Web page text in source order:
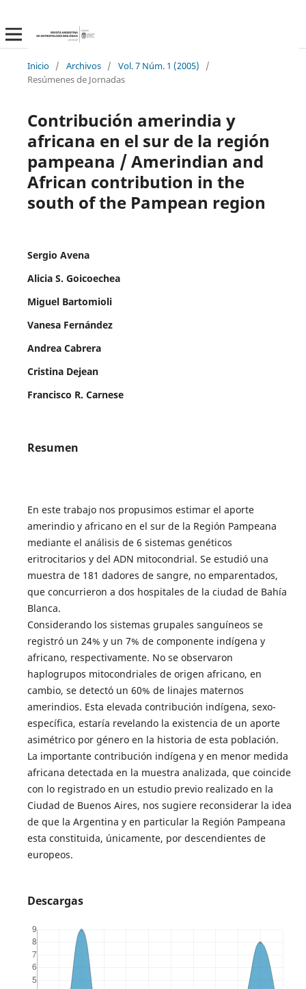
Inicio / Archivos / Vol. 7 Núm. 1 (2005)
/
Resúmenes de Jornadas
Contribución amerindia y
africana en el sur de la región
pampeana / Amerindian and
African contribution in the
south of the Pampean region
Sergio Avena
Alicia S. Goicoechea
Miguel Bartomioli
Vanesa Fernández
Andrea Cabrera
Cristina Dejean
Francisco R. Carnese
Resumen
En este trabajo nos propusimos estimar el aporte
amerindio y africano en el sur de la Región Pampeana
mediante el análisis de 6 sistemas genéticos
eritrocitarios y del ADN mitocondrial. Se estudió una
muestra de 181 dadores de sangre, no emparentados,
que concurrieron a dos hospitales de la ciudad de Bahía
Blanca.
Considerando los sistemas grupales sanguíneos se
registró un 24% y un 7% de componente indígena y
africano, respectivamente. No se observaron
haplogrupos mitocondriales de origen africano, en
cambio, se detectó un 60% de linajes maternos
amerindios. Esta elevada contribución indígena, sexo-
específica, estaría revelando la existencia de un aporte
asimétrico por género en la historia de esta población.
La importante contribución indígena y en menor medida
africana detectada en la muestra analizada, que coincide
con lo registrado en un estudio previo realizado en la
Ciudad de Buenos Aires, nos sugiere reconsiderar la idea
de que la Argentina y en particular la Región Pampeana
esta constituida, únicamente, por descendientes de
europeos.
Descargas